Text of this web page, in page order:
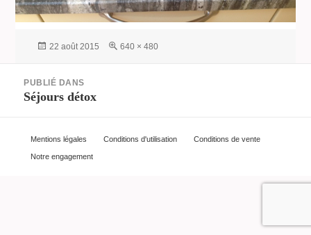
Publié
22 août 2015
Taille
640 × 480
l’article
PUBLIÉ DANS
Séjours détox
Mentions légales Conditions d'utilisation Conditions de vente
Notre engagement